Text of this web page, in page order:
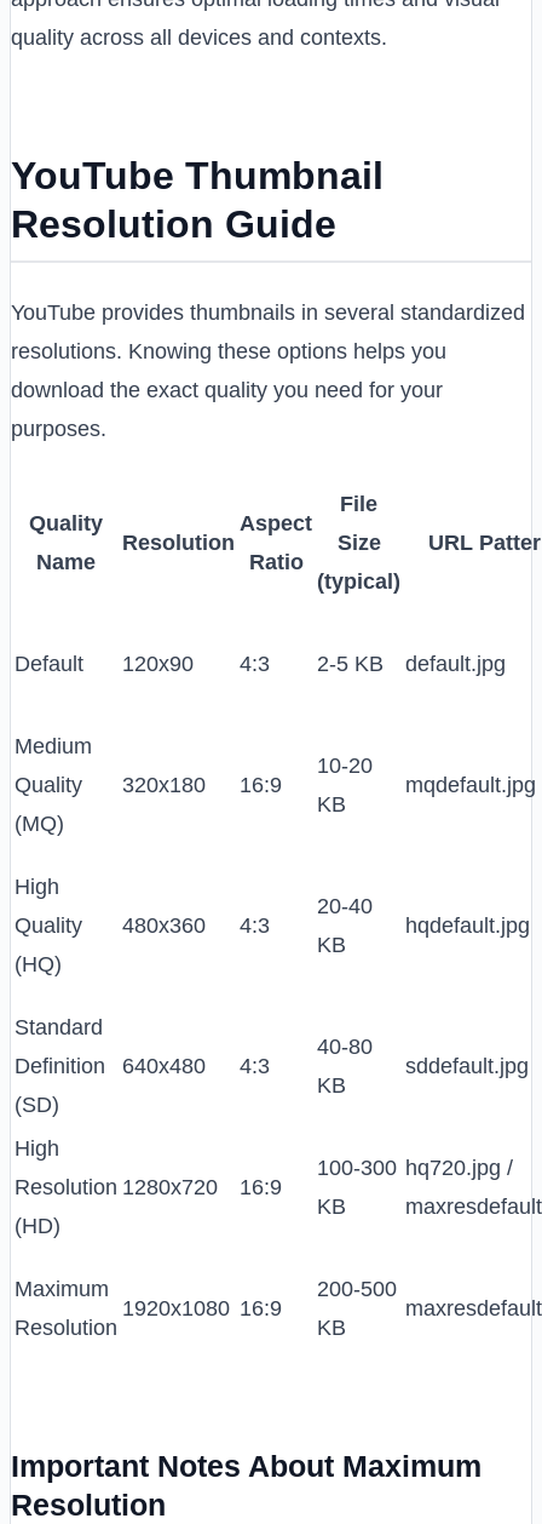
quality across all devices and contexts.
YouTube Thumbnail
Resolution Guide
YouTube provides thumbnails in several standardized
resolutions. Knowing these options helps you
download the exact quality you need for your
purposes.
Quality
Name
Resolution
Aspect
Ratio
File
Size
(typical)
URL
Default 120x90 4:3 2-5 KB default.jpg
Medium
Quality
(MQ)
320x180 16:9
10-20
KB
mqdefault.jpg
High
Quality
(HQ)
480x360 4:3
20-40
KB
hqdefault.jpg
Standard
Definition
(SD)
640x480 4:3
40-80
KB
sddefault.jpg
High
Resolution
(HD)
1280x720 16:9
100-300
KB
hq720.jpg /
Maximum
Resolution
1920x1080 16:9
200-500
KB
Important Notes About Maximum
Resolution